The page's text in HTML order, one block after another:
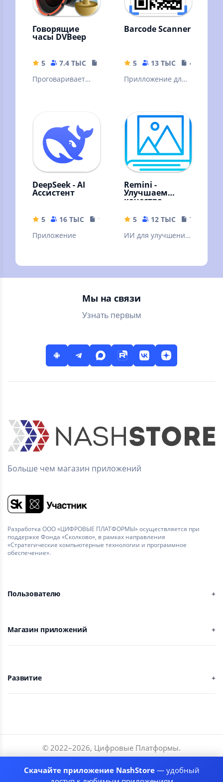
Говорящие
часы DVBeep
5 7.4 ТЫС
17.71 MB
Проговаривает
вашему графику
Barcode Scanner
5 13 ТЫС
4.04 MB
Прилложение для
DeepSeek - AI
Ассистент
5 16 ТЫС
16.44 MB
Приложение
Remini -
Улучшаем
качество
5 12 ТЫС
79.19 MB
ИИ для улучшения
описание.
Мы на связи
Узнать первым
Больше чем магазин приложений
Разработка ООО «ЦИФРОВЫЕ ПЛАТФОРМЫ» осуществляется при
поддержке Фонда «Сколково», в рамках направления
«Стратегические компьютерные технологии и программное
обеспечение».
Пользователю
Магазин приложений
Развитие
© 2022–2026, Цифровые Платформы.
Разработчики
Соглашение
Скачайте приложение NashStore— удобный